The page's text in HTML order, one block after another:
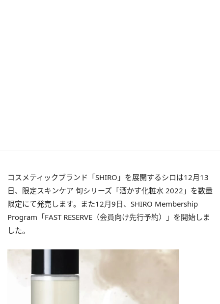
コスメティックブランド「SHIRO」を展開するシロは12月13
日、限定スキンケア 旬シリーズ「酒かす化粧水 2022」を数量
限定にて発売します。また12月9日、SHIRO Membership
Program「FAST RESERVE（会員向け先行予約）」を開始しま
した。